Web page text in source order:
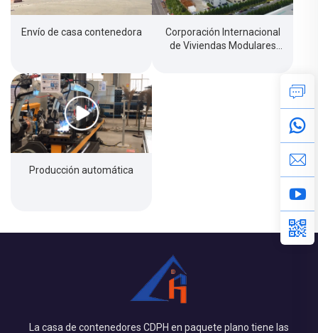
Envío de casa contenedora
Corporación Internacional
de Viviendas Modulares
Producción automática
La casa de contenedores CDPH en paquete plano tiene las